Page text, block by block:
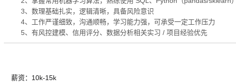
3、数理基础扎实，逻辑清晰，具备风险意识
4、工作严谨细致，沟通顺畅，学习能力强，可承受一定工作压力
5、有风控建模、信用评分、数据分析相关实习 / 项目经验优先
薪资：10k-15k